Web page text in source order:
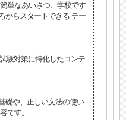
単なあいさつ、学校です
からスタートできる テー
験対策に特化したコンテ
礎や、正しい文法の使い
です。